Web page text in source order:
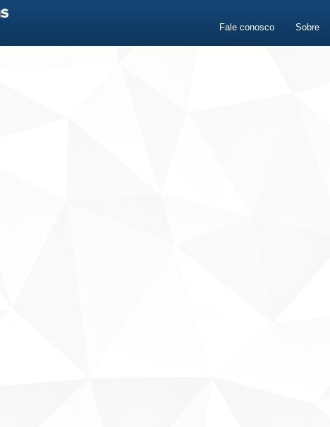
Fale conosco Sobre